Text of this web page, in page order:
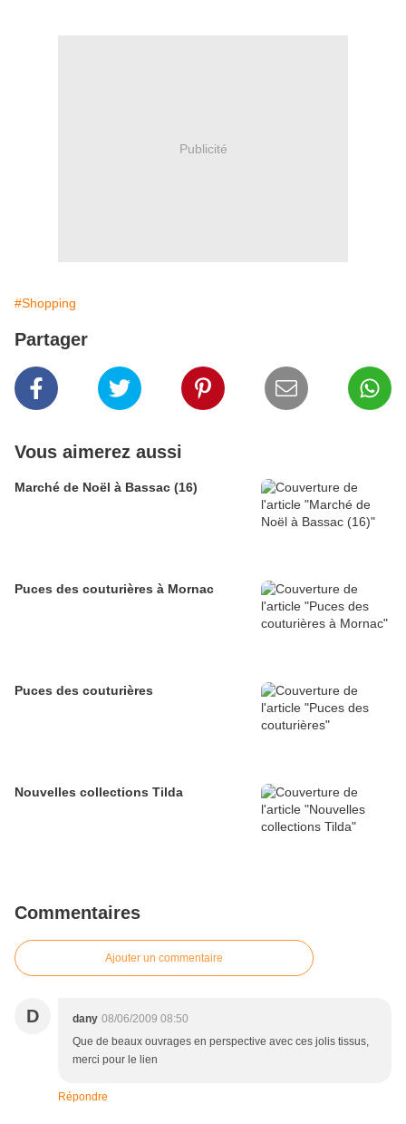
Publicité
#Shopping
Partager
Vous aimerez aussi
Marché de Noël à Bassac (16)
Puces des couturières à Mornac
Puces des couturières
Nouvelles collections Tilda
Commentaires
Ajouter un commentaire
D dany 08/06/2009 08:50
Que de beaux ouvrages en perspective avec ces jolis tissus,
merci pour le lien
Répondre